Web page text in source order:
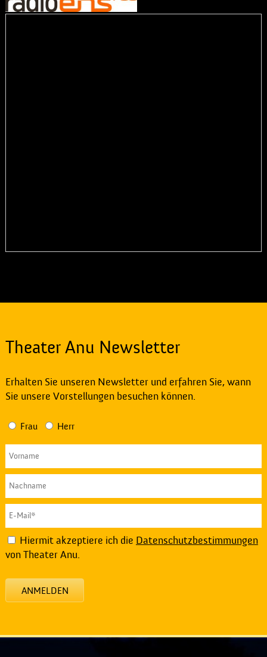
Theater Anu Newsletter
Erhalten Sie unseren Newsletter und erfahren Sie, wann
Sie unsere Vorstellungen besuchen können.
Frau Herr
Hiermit akzeptiere ich die Datenschutzbestimmungen
von Theater Anu.
ANMELDEN